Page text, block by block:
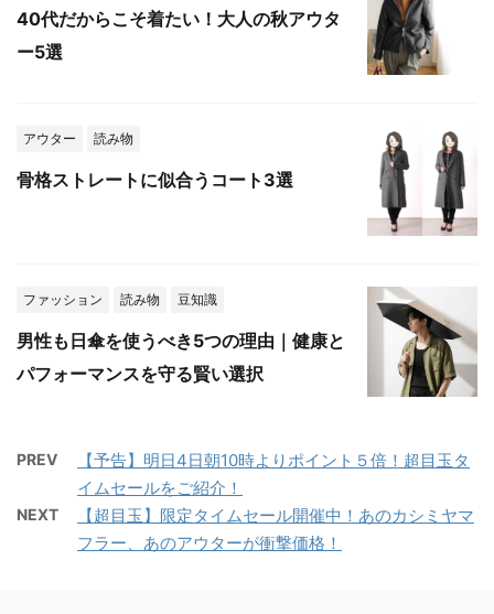
40代だからこそ着たい！大人の秋アウタ
ー5選
アウター 読み物
骨格ストレートに似合うコート3選
ファッション 読み物 豆知識
男性も日傘を使うべき5つの理由｜健康と
パフォーマンスを守る賢い選択
PREV
【予告】明日4日朝10時よりポイント５倍！超目玉タ
イムセールをご紹介！
NEXT
【超目玉】限定タイムセール開催中！あのカシミヤマ
フラー、あのアウターが衝撃価格！